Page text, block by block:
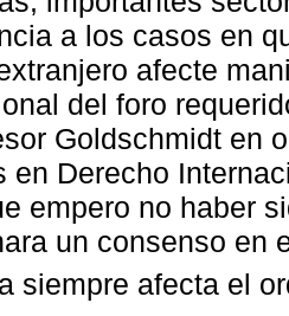
a los casos en
afecte
del foro
Goldschmidt en
en Derecho
empero no haber
un consenso en
siempre afecta el